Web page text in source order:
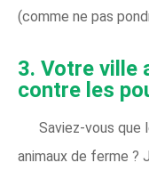
(comme ne pas
3. Votre ville
contre les
Saviez-vous
animaux de ferme ?